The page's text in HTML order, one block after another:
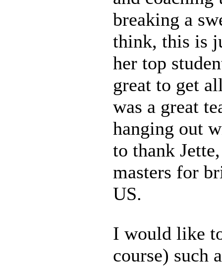
breaking a
think, this is
her top
great to get
was a great
hanging out
to thank
masters for
US.
I would like
course) such